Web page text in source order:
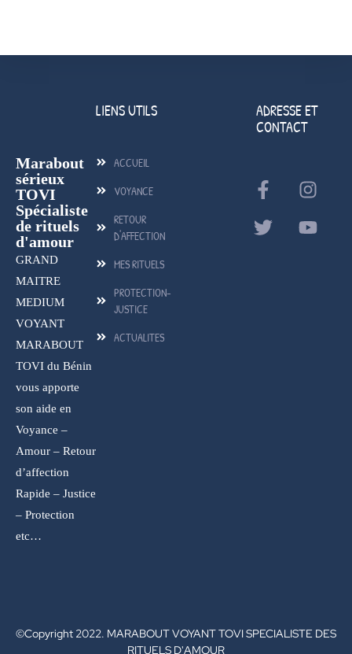
Marabout
sérieux
TOVI
Spécialiste
de rituels
d'amour
GRAND
MAITRE
MEDIUM
VOYANT
MARABOUT
TOVI du Bénin
vous apporte
son aide en
Voyance –
Amour – Retour
d’affection
Rapide – Justice
– Protection
etc…
LIENS UTILS
ACCUEIL
VOYANCE
RETOUR
D'AFFECTION
MES RITUELS
PROTECTION-
JUSTICE
ACTUALITES
ADRESSE ET
CONTACT
©Copyright 2022. MARABOUT VOYANT TOVI SPECIALISTE DES
RITUELS D'AMOUR